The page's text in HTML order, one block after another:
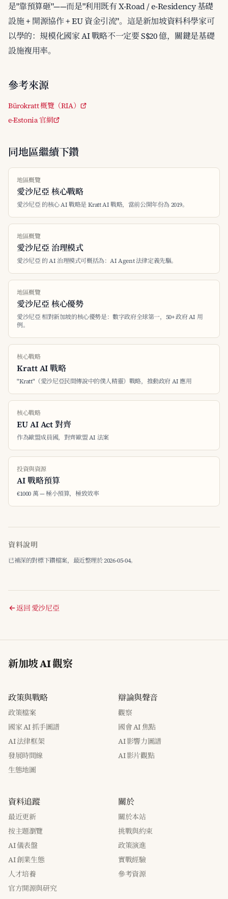
是"靠預算砸"——而是"利用既有 X-Road / e-Residency 基礎
設施 + 開源協作 + EU 資金引流"。這是新加坡資料科學家可
以學的：規模化國家 AI 戰略不一定要 S$20 億，關鍵是基礎
設施複用率。
參考來源
Bürokratt 概覽（RIA）
e-Estonia 官網
同地區繼續下鑽
地區概覽
愛沙尼亞 核心戰略
愛沙尼亞 的核心 AI 戰略是 Kratt AI 戰略，當前公開年份為 2019。
地區概覽
愛沙尼亞 治理模式
愛沙尼亞 的 AI 治理模式可概括為：AI Agent 法律定義先驅。
地區概覽
愛沙尼亞 核心優勢
愛沙尼亞 相對新加坡的核心優勢是：數字政府全球第一，50+ 政府 AI 用
例。
核心戰略
Kratt AI 戰略
"Kratt"（愛沙尼亞民間傳說中的僕人精靈）戰略，推動政府 AI 應用
核心戰略
EU AI Act 對齊
作為歐盟成員國，對齊歐盟 AI 法案
投資與資源
AI 戰略預算
€1000 萬 — 極小預算，極致效率
資料說明
已補深的對標下鑽檔案，最近整理於 2026-05-04。
返回 愛沙尼亞
新加坡 AI 觀察
政策與戰略
政策檔案
國家 AI 抓手圖譜
AI 法律框架
發展時間線
生態地圖
辯論與聲音
觀察
國會 AI 焦點
AI 影響力圖譜
AI 影片觀點
資料追蹤
最近更新
按主題瀏覽
AI 儀表盤
AI 創業生態
人才培養
官方開源與研究
關於
關於本站
挑戰與約束
政策演進
實戰經驗
參考資源